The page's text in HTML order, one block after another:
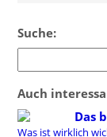
Suche:
Auch
Das
Was ist wirklich